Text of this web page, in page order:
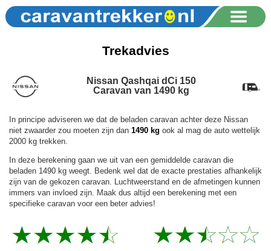
Trekadvies
Nissan Qashqai dCi 150
Caravan van 1490 kg
In principe adviseren we dat de beladen caravan achter deze Nissan
niet zwaarder zou moeten zijn dan 1490 kg ook al mag de auto wettelijk
2000 kg trekken.
In deze berekening gaan we uit van een gemiddelde caravan die
beladen 1490 kg weegt. Bedenk wel dat de exacte prestaties afhankelijk
zijn van de gekozen caravan. Luchtweerstand en de afmetingen kunnen
immers van invloed zijn. Maak dus altijd een berekening met een
specifieke caravan voor een beter advies!